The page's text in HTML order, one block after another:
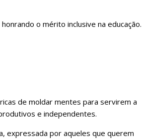
o mérito inclusive na educação.
de moldar mentes para servirem a
e independentes.
expressada por aqueles que querem